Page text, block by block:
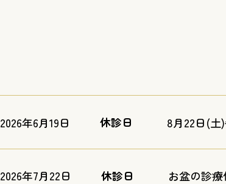
2026年6月19日 休診日 8月22日(土
2026年7月22日 休診日 お盆の診